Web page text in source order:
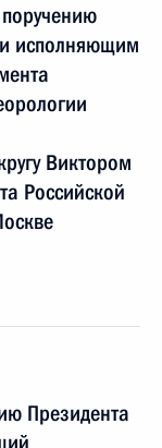
исполняющим
Виктором
Российской
Президента